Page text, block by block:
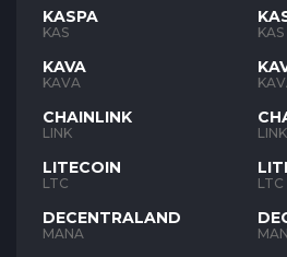
KASPA
KAS
KAVA
KAVA
CHAINLINK
LINK
LITECOIN
LTC
DECENTRALAND
MANA
KAS
LINK
LTC